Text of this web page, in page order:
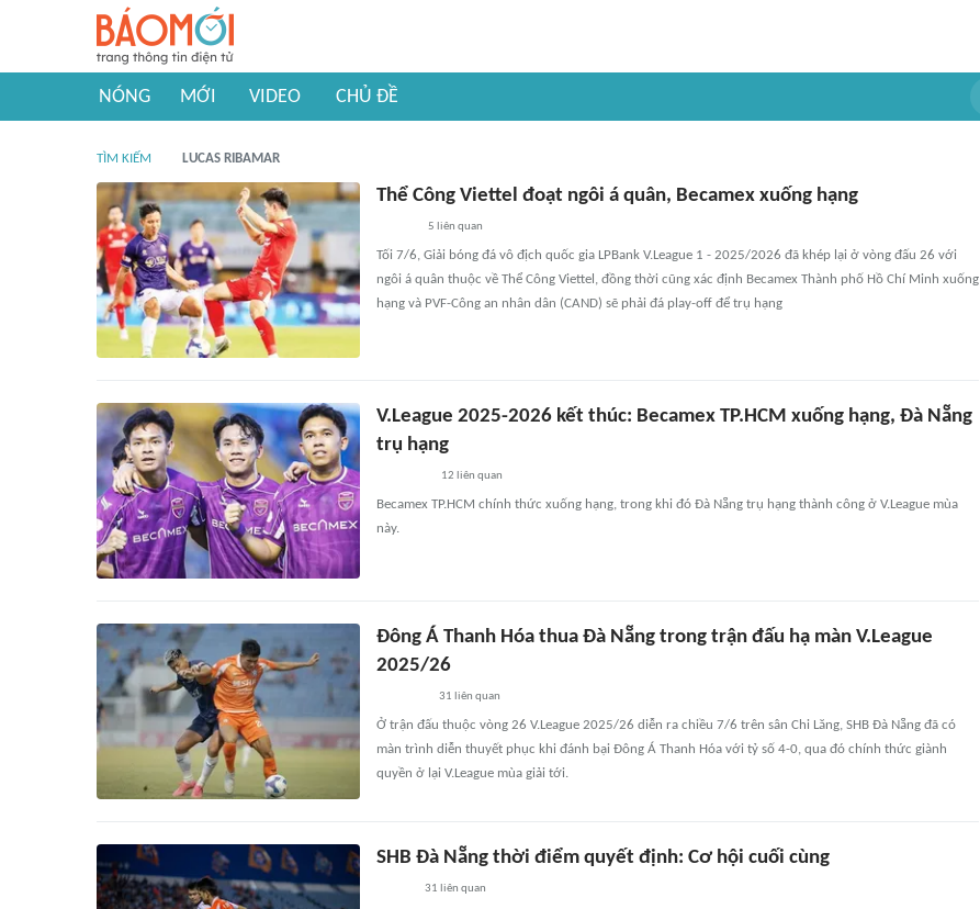
NÓNG MỚI VIDEO CHỦ ĐỀ
TÌM KIẾM LUCAS RIBAMAR
Thể Công Viettel đoạt ngôi á quân, Becamex xuống hạng
5 liên quan
Tối 7/6, Giải bóng đá vô địch quốc gia LPBank V.League 1 - 2025/2026 đã khép lại ở vòng đấu 26 với
ngôi á quân thuộc về Thể Công Viettel, đồng thời cũng xác định Becamex Thành phố Hồ Chí Minh xuống
hạng và PVF-Công an nhân dân (CAND) sẽ phải đá play-off để trụ hạng
V.League 2025-2026 kết thúc: Becamex TP.HCM xuống hạng, Đà Nẵng
trụ hạng
12 liên quan
Becamex TP.HCM chính thức xuống hạng, trong khi đó Đà Nẵng trụ hạng thành công ở V.League mùa
này.
Đông Á Thanh Hóa thua Đà Nẵng trong trận đấu hạ màn V.League
2025/26
31 liên quan
Ở trận đấu thuộc vòng 26 V.League 2025/26 diễn ra chiều 7/6 trên sân Chi Lăng, SHB Đà Nẵng đã có
màn trình diễn thuyết phục khi đánh bại Đông Á Thanh Hóa với tỷ số 4-0, qua đó chính thức giành
quyền ở lại V.League mùa giải tới.
SHB Đà Nẵng thời điểm quyết định: Cơ hội cuối cùng
31 liên quan